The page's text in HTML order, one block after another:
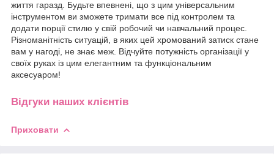
життя гаразд. Будьте впевнені, що з цим універсальним
інструментом ви зможете тримати все під контролем та
додати порції стилю у свій робочий чи навчальний процес.
Різноманітність ситуацій, в яких цей хромований затиск стане
вам у нагоді, не знає меж. Відчуйте потужність організації у
своїх руках із цим елегантним та функціональним
аксесуаром!
Відгуки наших клієнтів
Приховати